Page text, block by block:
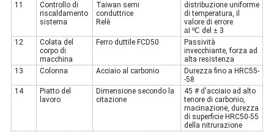
11
Controllo di
riscaldamento
sistema
Taiwan semi
conduttrice
Relè
distribuzione uniforme
di temperatura, il
valore di errore
al ºC del ±3
12
Colata del
corpo di
macchina
Ferro duttile FCD50
Passività
invecchiante, forza ad
alta resistenza
13
Colonna Acciaio al carbonio
Durezza fino a HRC55-
-58
14
Piatto del
lavoro
Dimensione secondo la
citazione
45 # d'acciaio ad alto
tenore di carbonio,
macinazione, durezza
di superficie HRC50-55
della nitrurazione